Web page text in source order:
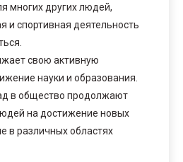
многих других людей,
и спортивная деятельность
свою активную
науки и образования.
в общество продолжают
на достижение новых
в различных областях